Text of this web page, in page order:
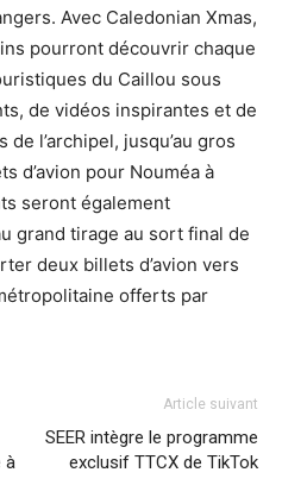
Avec Caledonian Xmas,
pourront découvrir chaque
du Caillou sous
de vidéos inspirantes et de
l’archipel, jusqu’au gros
d’avion pour Nouméa à
seront également
grand tirage au sort final de
deux billets d’avion vers
offerts par
à
Article suivant
SEER intègre le programme
exclusif TTCX de TikTok